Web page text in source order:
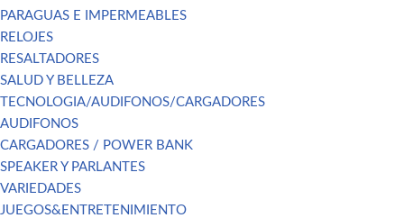
PARAGUAS E IMPERMEABLES
RELOJES
RESALTADORES
SALUD Y BELLEZA
TECNOLOGIA/AUDIFONOS/CARGADORES
AUDIFONOS
CARGADORES / POWER BANK
SPEAKER Y PARLANTES
VARIEDADES
JUEGOS&ENTRETENIMIENTO